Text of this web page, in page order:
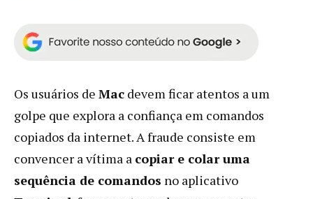
Os usuários de Mac devem ficar atentos a um
golpe que explora a confiança em comandos
copiados da internet. A fraude consiste em
convencer a vítima a copiar e colar uma
sequência de comandos no aplicativo